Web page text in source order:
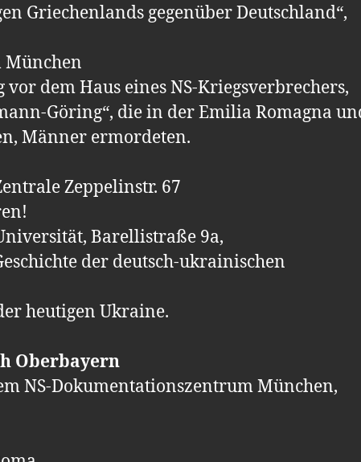
Griechenlands gegenüber Deutschland“,
München
dem Haus eines NS-Kriegsverbrechers,
Göring“, die in der Emilia Romagna
Männer ermordeten.
Zeppelinstr. 67
Barellistraße 9a,
der deutsch-ukrainischen
heutigen Ukraine.
Oberbayern
NS-Dokumentationszentrum München,